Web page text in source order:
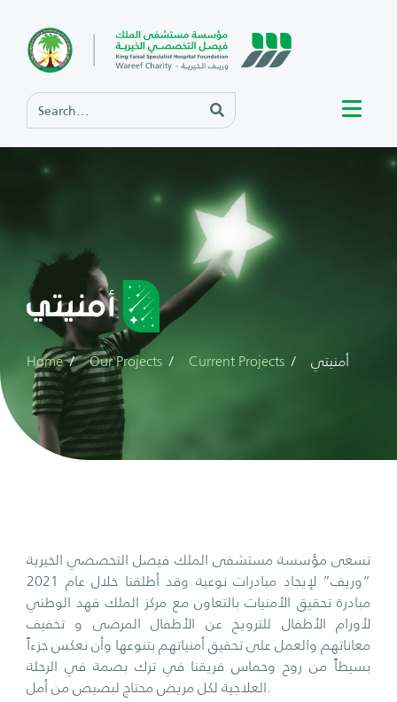
Home Our Projects Current Projects أمنيتي
تسعى مؤسسة مستشفى الملك فيصل التخصصي الخيرية
“وريف” لإيجاد مبادرات نوعية وقد أطلقنا خلال عام 2021
مبادرة تحقيق الأمنيات بالتعاون مع مركز الملك فهد الوطني
لأورام الأطفال للترويح عن الأطفال المرضى و تخفيف
معاناتهم والعمل على تحقيق أمنياتهم بتنوعها وأن نعكس جزءاً
بسيطاً من روح وحماس فريقنا في ترك بصمة في الرحلة
العلاجية لكل مريض محتاج لبصيص من أمل.